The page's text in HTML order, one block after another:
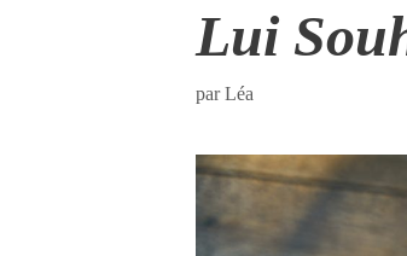
Lui
parLéa